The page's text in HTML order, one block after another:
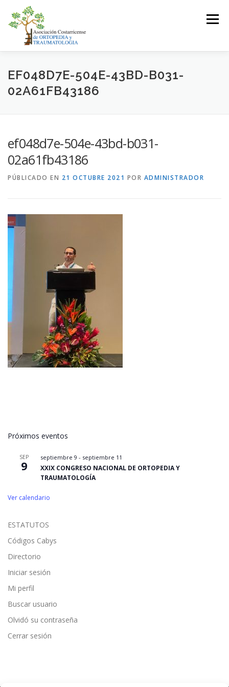
contenido
Menú
LA ASOCIACIÓN ASOCIADOS
INICIAR SESIÓN
EF048D7E-504E-43BD-B031-
02A61FB43186
ef048d7e-504e-43bd-b031-
02a61fb43186
PÚBLICADO EN 21 OCTUBRE 2021 POR ADMINISTRADOR
Próximos eventos
SEP
9
septiembre 9 - septiembre 11
XXIX CONGRESO NACIONAL DE ORTOPEDIA Y
TRAUMATOLOGÍA
Ver calendario
ESTATUTOS
Códigos Cabys
Directorio
Iniciar sesión
Mi perfil
Buscar usuario
Olvidó su contraseña
Cerrar sesión